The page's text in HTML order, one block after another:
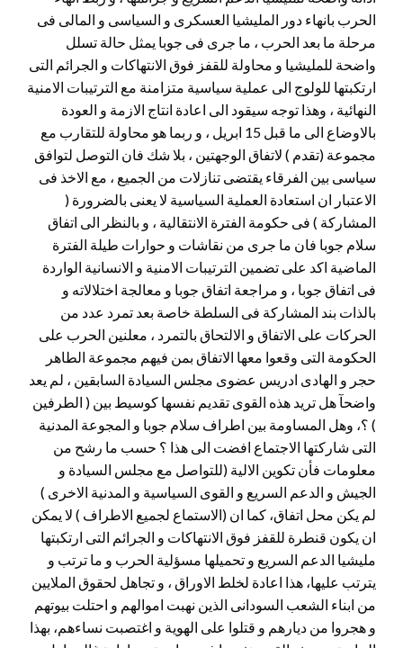
الحرب بانهاء دور المليشيا العسكرى و السياسى و المالى فى
مرحلة ما بعد الحرب ، ما جرى فى جوبا يمثل حالة تسلل
واضحة للمليشيا و محاولة للقفز فوق الانتهاكات و الجرائم التى
ارتكبتها للولوج الى عملية سياسية متزامنة مع الترتيبات الامنية
النهائية ، وهذا توجه سيقود الى اعادة انتاج الازمة و العودة
بالاوضاع الى ما قبل 15 ابريل ، و ربما هو محاولة للتقارب مع
مجموعة (تقدم ) لاتفاق الوجهتين ، بلا شك فان التوصل لتوافق
سياسى بين الفرقاء يقتضى تنازلات من الجميع ، مع الاخذ فى
الاعتبار ان استعادة العملية السياسية لا يعنى بالضرورة (
المشاركة ) فى حكومة الفترة الانتقالية ، و بالنظر الى اتفاق
سلام جوبا فان ما جرى من نقاشات و حوارات طيلة الفترة
الماضية اكد على تضمين الترتيبات الامنية و الانسانية الواردة
فى اتفاق جوبا ، و مراجعة اتفاق جوبا و معالجة اختلالاته و
بالذات بند المشاركة فى السلطة خاصة بعد تمرد عدد من
الحركات على الاتفاق و الالتحاق بالتمرد ، معلنين الحرب على
الحكومة التى وقعوا معها الاتفاق بمن فيهم مجموعة الطاهر
حجر و الهادى ادريس عضوى مجلس السيادة السابقين ، لم يعد
واضحآ هل تريد هذه القوى تقديم نفسها كوسيط بين ( الطرفين
) ؟، وهل المساومة بين اطراف سلام جوبا و المجوعة المدنية
التى شاركتها الاجتماع افضت الى هذا ؟ حسب ما رشح من
معلومات فأن تكوين الالية (للتواصل مع مجلس السيادة و
الجيش و الدعم السريع و القوى السياسية و المدنية الاخرى )
لم يكن محل اتفاق، كما ان (الاستماع لجميع الاطراف ) لا يمكن
ان يكون قنطرة للقفز فوق الانتهاكات و الجرائم التى ارتكبتها
مليشيا الدعم السريع و تحميلها مسؤلية الحرب و ما ترتب و
يترتب عليها، هذا اعادة لخلط الاوراق ، و تجاهل لحقوق الملايين
من ابناء الشعب السودانى الذين نهبت اموالهم و احتلت بيوتهم
و هجروا من ديارهم و قتلوا على الهوية و اغتصبت نساءهم، بهذا